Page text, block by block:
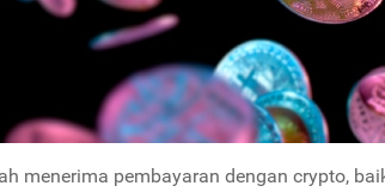
menerima pembayaran dengan crypto,